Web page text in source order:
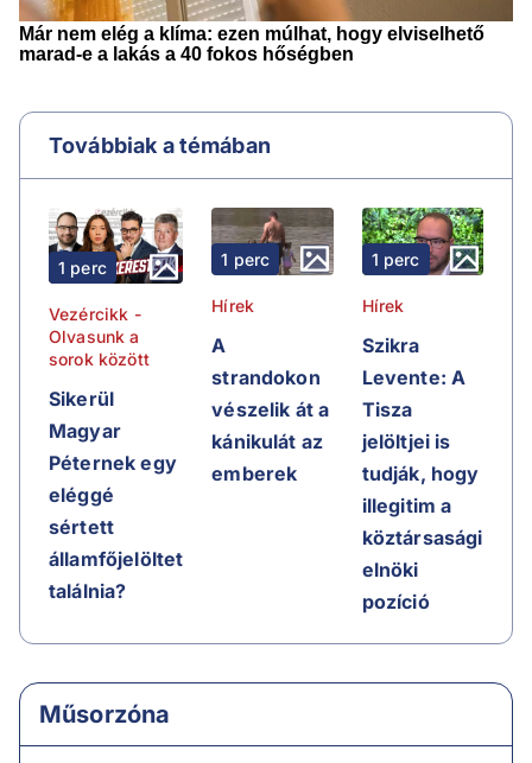
Továbbiak a témában
1 perc
Vezércikk -
Olvasunk a
sorok között
Sikerül
Magyar
Péternek egy
eléggé
sértett
államfőjelöltet
találnia?
1 perc
Hírek
A
strandokon
vészelik át a
kánikulát az
emberek
1 perc
Hírek
Szikra
Levente: A
Tisza
jelöltjei is
tudják, hogy
illegitim a
köztársasági
elnöki
pozíció
Műsorzóna